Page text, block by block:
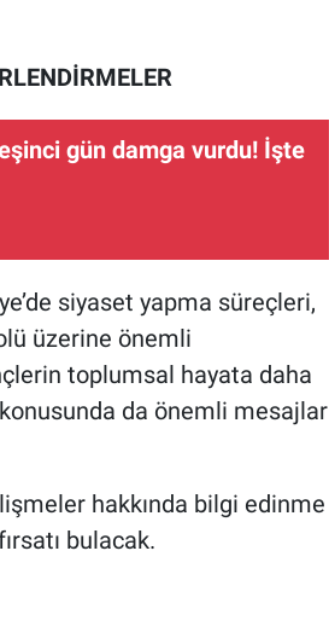
gün damga vurdu! İşte
siyaset yapma süreçleri,
üzerine önemli
toplumsal hayata daha
da önemli mesajlar
hakkında bilgi edinme
bulacak.